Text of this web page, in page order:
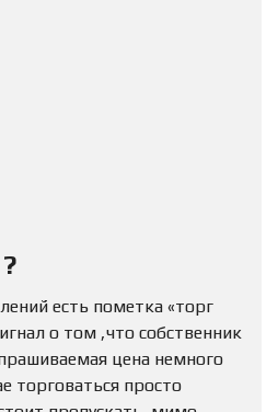
есть пометка «торг
о том ,что собственник
цена немного
торговаться просто